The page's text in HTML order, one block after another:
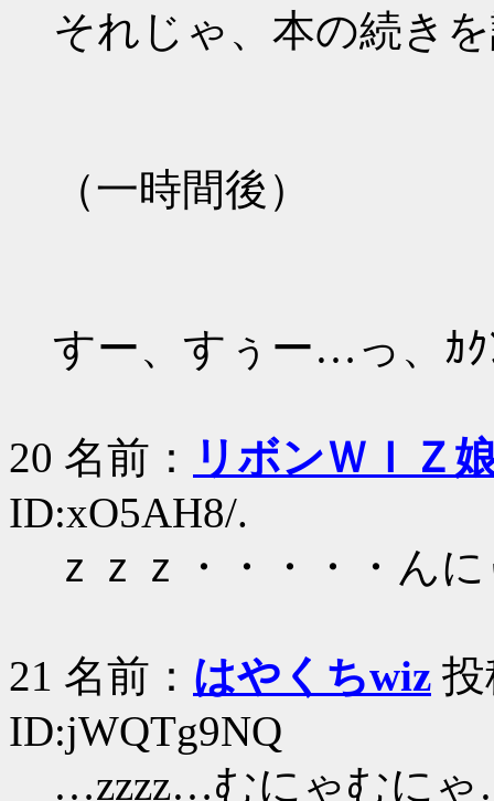
それじゃ、本の続き
（一時間後）
すー、すぅー…っ、
20 名前：
リボンＷＩＺ
ID:xO5AH8/.
ｚｚｚ・・・・・ん
21 名前： はやくちwiz 投
ID:jWQTg9NQ
…zzzz…むにゃむに